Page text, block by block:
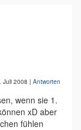
Juli 2008 | Antworten
wenn sie 1.
xD aber
fühlen